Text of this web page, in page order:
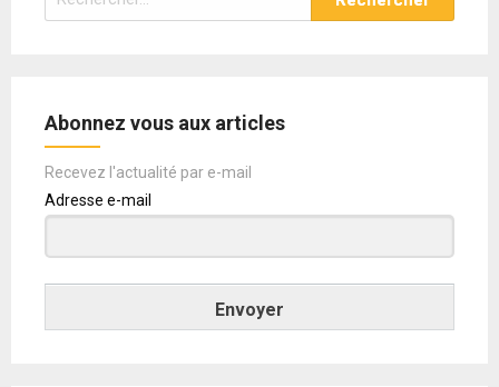
Abonnez vous aux articles
Recevez l'actualité par e-mail
Adresse e-mail
Envoyer